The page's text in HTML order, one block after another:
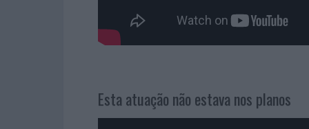
Esta atuação não estava nos planos